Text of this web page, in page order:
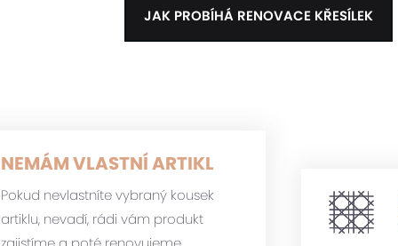
JAK PROBÍHÁ RENOVACE KŘESÍLEK
NEMÁM VLASTNÍ ARTIKL
Pokud nevlastníte vybraný kousek
artiklu, nevadí, rádi vám produkt